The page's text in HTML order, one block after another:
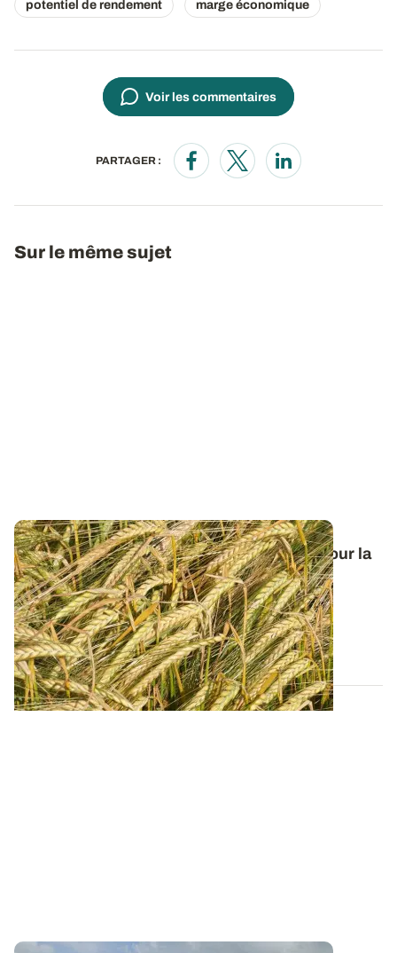
potentiel de rendement marge économique
Voir les commentaires
PARTAGER :
Opens in a new window
Opens in a new window
Opens in a new
Sur le même sujet
Orge de printemps : nos préconisations pour la
campagne 2026
Retrouvez tous les résultats d’essais de la dernière
campagne et nos préconisations pour...
13 FÉVR. 2026